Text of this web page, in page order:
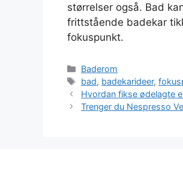
størrelser også. Bad
frittstående badekar
fokuspunkt.
Categories
Baderom
Tags
bad, badekarideer,
Hvordan fikse ødelagte
Trenger du Nespresso